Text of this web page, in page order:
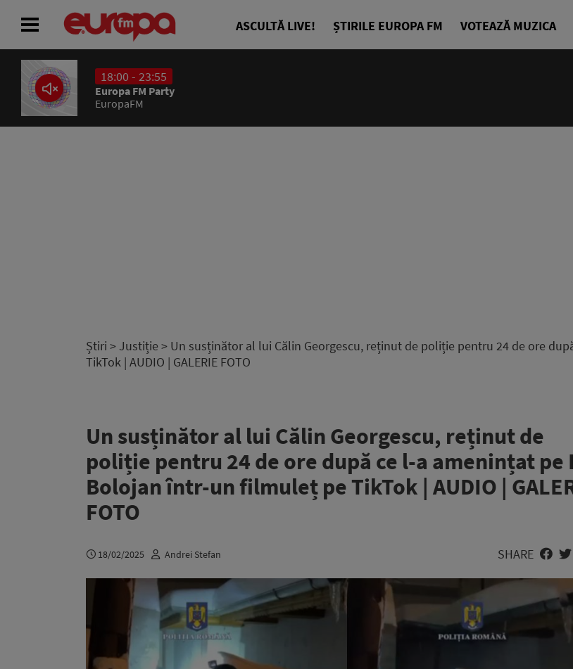
ASCULTĂ LIVE! ȘTIRILE EUROPA FM VOTEAZĂ MUZICA
18:00 - 23:55
Europa FM Party
EuropaFM
Știri > Justiție > Un susținător al lui Călin Georgescu, reținut de poliție pentru 24 de ore
TikTok | AUDIO | GALERIE FOTO
Un susținător al lui Călin Georgescu, reținut de
poliție pentru 24 de ore după ce l-a amenințat pe
Bolojan într-un filmuleț pe TikTok | AUDIO |
FOTO
18/02/2025 Andrei Stefan SHARE
ACASĂ
ȘTIRI